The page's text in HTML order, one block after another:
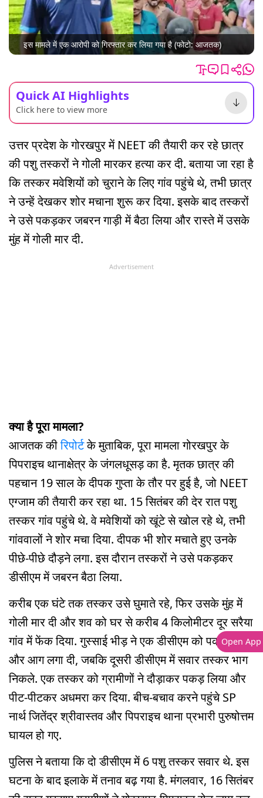
इस मामले में एक आरोपी को गिरफ्तार कर लिया गया है (फोटो: आजतक)
Quick AI Highlights
Click here to view more
उत्तर प्रदेश के गोरखपुर में NEET की तैयारी कर रहे छात्र
की पशु तस्करों ने गोली मारकर हत्या कर दी. बताया जा रहा है
कि तस्कर मवेशियों को चुराने के लिए गांव पहुंचे थे, तभी छात्र
ने उन्हें देखकर शोर मचाना शुरू कर दिया. इसके बाद तस्करों
ने उसे पकड़कर जबरन गाड़ी में बैठा लिया और रास्ते में उसके
मुंह में गोली मार दी.
Advertisement
क्या है पूरा मामला?
आजतक कीरिपोर्टके मुताबिक, पूरा मामला गोरखपुर के
पिपराइच थानाक्षेत्र के जंगलधूसड़ का है. मृतक छात्र की
पहचान 19 साल के दीपक गुप्ता के तौर पर हुई है, जो NEET
एग्जाम की तैयारी कर रहा था. 15 सितंबर की देर रात पशु
तस्कर गांव पहुंचे थे. वे मवेशियों को खूंटे से खोल रहे थे, तभी
गांववालों ने शोर मचा दिया. दीपक भी शोर मचाते हुए उनके
पीछे-पीछे दौड़ने लगा. इस दौरान तस्करों ने उसे पकड़कर
डीसीएम में जबरन बैठा लिया.
करीब एक घंटे तक तस्कर उसे घुमाते रहे, फिर उसके मुंह में
गोली मार दी और शव को घर से करीब 4 किलोमीटर दूर सरैया
गांव में फेंक दिया. गुस्साई भीड़ ने एक डीसीएम को पकड़ लिया
और आग लगा दी, जबकि दूसरी डीसीएम में सवार तस्कर भाग
निकले. एक तस्कर को ग्रामीणों ने दौड़ाकर पकड़ लिया और
पीट-पीटकर अधमरा कर दिया. बीच-बचाव करने पहुंचे SP
नार्थ जितेंद्र श्रीवास्तव और पिपराइच थाना प्रभारी पुरुषोत्तम
घायल हो गए.
पुलिस ने बताया कि दो डीसीएम में 6 पशु तस्कर सवार थे. इस
घटना के बाद इलाके में तनाव बढ़ गया है. मंगलवार, 16 सितंबर
Open App